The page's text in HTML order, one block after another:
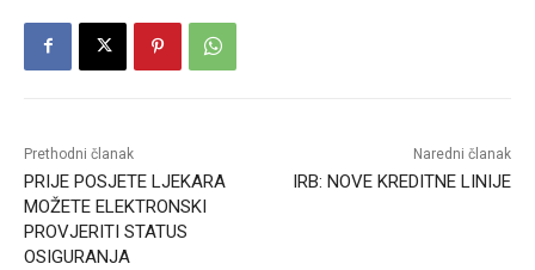
Prethodni članak
PRIJE POSJETE LJEKARA
MOŽETE ELEKTRONSKI
PROVJERITI STATUS
OSIGURANJA
Naredni članak
IRB: NOVE KREDITNE LINIJE